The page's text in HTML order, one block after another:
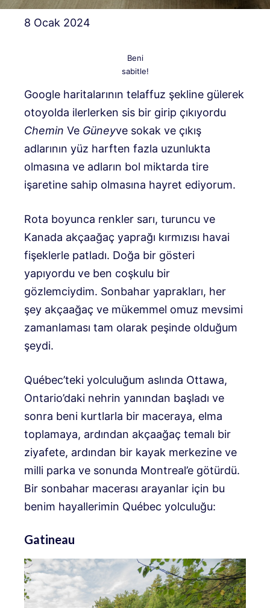
8 Ocak 2024
Beni
sabitle!
Google haritalarının telaffuz şekline gülerek
otoyolda ilerlerken sis bir girip çıkıyordu
Chemin Ve Güneyve sokak ve çıkış
adlarının yüz harften fazla uzunlukta
olmasına ve adların bol miktarda tire
işaretine sahip olmasına hayret ediyorum.
Rota boyunca renkler sarı, turuncu ve
Kanada akçaağaç yaprağı kırmızısı havai
fişeklerle patladı. Doğa bir gösteri
yapıyordu ve ben coşkulu bir
gözlemciydim. Sonbahar yaprakları, her
şey akçaağaç ve mükemmel omuz mevsimi
zamanlaması tam olarak peşinde olduğum
şeydi.
Québec’teki yolculuğum aslında Ottawa,
Ontario’daki nehrin yanından başladı ve
sonra beni kurtlarla bir maceraya, elma
toplamaya, ardından akçaağaç temalı bir
ziyafete, ardından bir kayak merkezine ve
milli parka ve sonunda Montreal’e götürdü.
Bir sonbahar macerası arayanlar için bu
benim hayallerimin Québec yolculuğu:
Gatineau